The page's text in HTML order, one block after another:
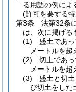
る用語の例によ
(許可を要する
第3条
法第32条
は、次に掲げる
(1)
盛土であ
メートルを
(2)
切土であ
メートルを
(3)
盛土と切
び切土をした